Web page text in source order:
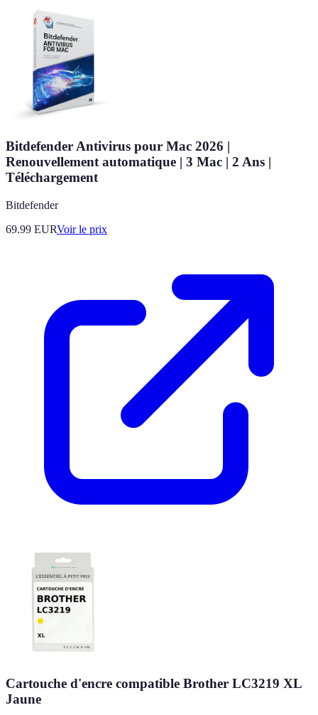
Bitdefender Antivirus pour Mac 2026 |
Renouvellement automatique | 3 Mac | 2 Ans |
Téléchargement
Bitdefender
69.99 EURVoir le prix
Cartouche d'encre compatible Brother LC3219 XL
Jaune